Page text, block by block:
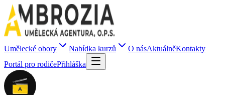
Umělecké obory Nabídka kurzů O násAktuálněKontakty
Portál pro rodičePřihláška